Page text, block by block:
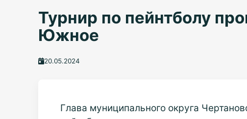
Турнир по пейнтболу
Южное
20.05.2024
Глава муниципального округа